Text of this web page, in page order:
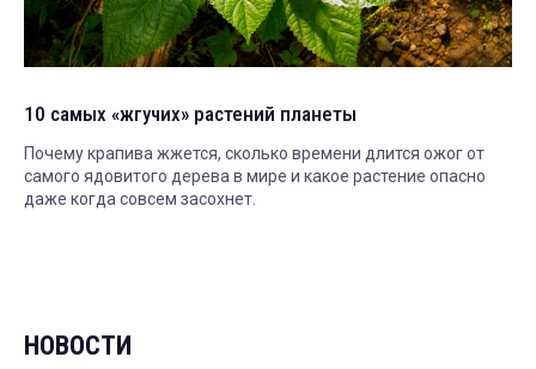
10 самых «жгучих» растений планеты
Почему крапива жжется, сколько времени длится ожог от
самого ядовитого дерева в мире и какое растение опасно
даже когда совсем засохнет.
НОВОСТИ